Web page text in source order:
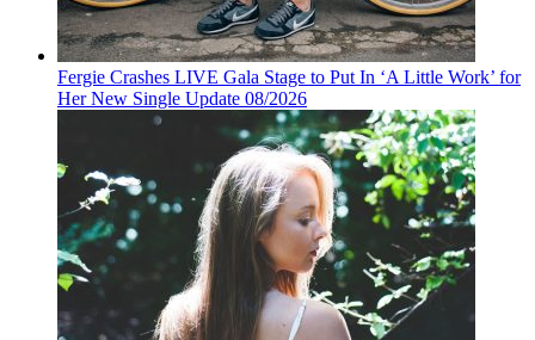
Fergie Crashes LIVE Gala Stage to Put In ‘A Little Work’ for
Her New Single Update 08/2026